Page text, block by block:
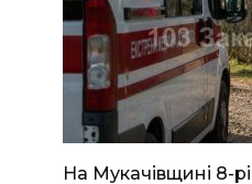
На Мукачівщині 8-